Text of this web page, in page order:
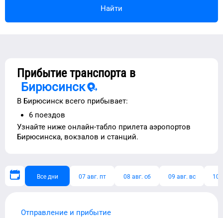
Найти
Прибытие транспорта в
Бирюсинск
В Бирюсинск всего прибывает:
6 поездов
Узнайте ниже онлайн-табло прилета аэропортов
Бирюсинска, вокзалов и станций.
Все дни 07 авг. пт 08 авг. сб 09 авг. вс 10
Отправление и прибытие